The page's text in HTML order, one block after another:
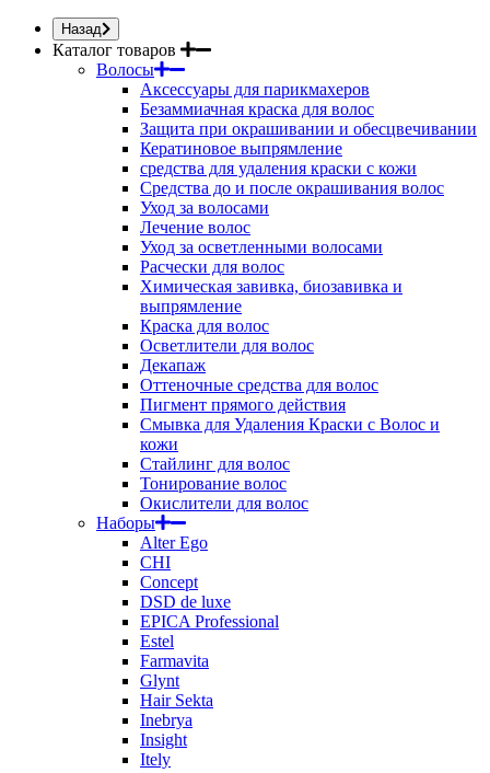
Назад
Каталог товаров
Волосы
Аксессуары для парикмахеров
Безаммиачная краска для волос
Защита при окрашивании и обесцвечивании
Кератиновое выпрямление
средства для удаления краски с кожи
Средства до и после окрашивания волос
Уход за волосами
Лечение волос
Уход за осветленными волосами
Расчески для волос
Химическая завивка, биозавивка и
выпрямление
Краска для волос
Осветлители для волос
Декапаж
Оттеночные средства для волос
Пигмент прямого действия
Смывка для Удаления Краски с Волос и
кожи
Стайлинг для волос
Тонирование волос
Окислители для волос
Наборы
Alter Ego
CHI
Concept
DSD de luxe
EPICA Professional
Estel
Farmavita
Glynt
Hair Sekta
Inebrya
Insight
Itely